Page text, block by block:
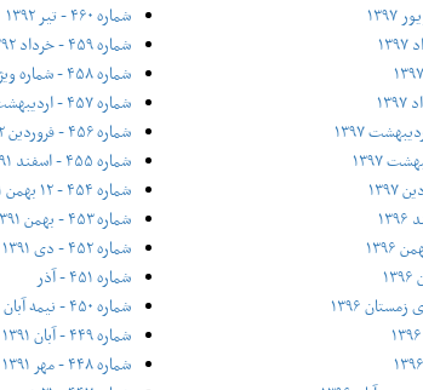
شماره ۴۶۰ - تیر ۱۳۹۲
شماره ۴۵۹ - خرداد ۱۳۹۲
شماره ۴۵۸ - شماره ویژه بهار - ۱۷ اردیبهشت ۱۳۹۲
شماره ۴۵۷ - اردیبهشت ۱۳۹۲
شماره ۴۵۶ - فروردین ۱۳۹۲
شماره ۴۵۵ - اسفند ۱۳۹۱
شماره ۴۵۴ - ۱۲ بهمن ۱۳۹۱ (ویژه جشنواره فیلم فجر)
شماره ۴۵۳ - بهمن ۱۳۹۱
شماره ۴۵۲ - دی ۱۳۹۱
شماره ۴۵۱ - آذر
شماره ۴۵۰ - نیمه آبان ۱۳۹۱ | ویژه‌ی سی سالگی
شماره ۴۴۹ - آبان ۱۳۹۱
شماره ۴۴۸ - مهر ۱۳۹۱